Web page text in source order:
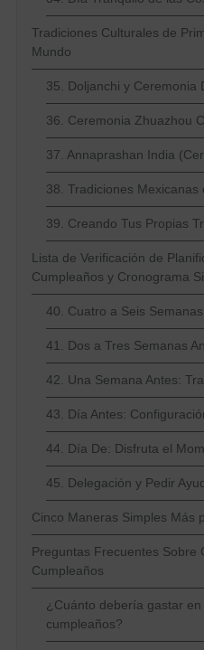
Tradiciones Culturales de
Mundo
35. Doljanchi y Ceremonia
36. Ceremonia Zhuazhou
37. Annaprashan India
38. Tradiciones
39. Creando Tus Propias
Lista de Verificación de
Cumpleaños y Cronograma
40. Cuatro a Seis
41. Dos a Tres Semanas
42. Una Semana Antes:
43. Día Antes:
44. Día De: Disfruta el
45. Delegación y Pedir
Cinco Maneras Simples Más
Preguntas Frecuentes Sobre
Cumpleaños
¿Cuánto debería gastar
cumpleaños?